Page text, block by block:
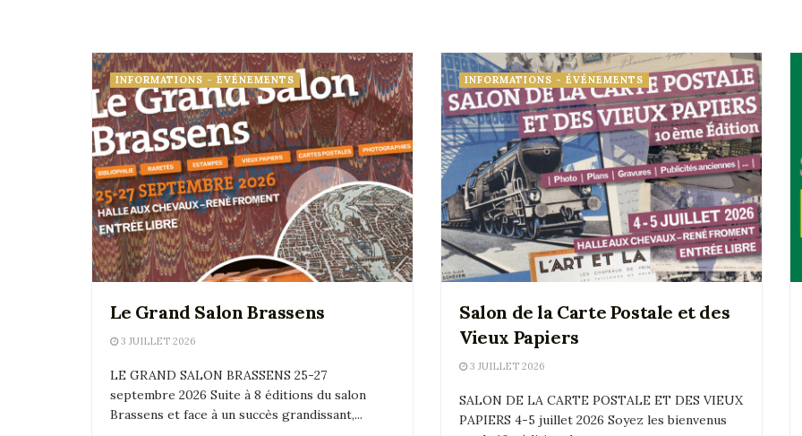
INFORMATIONS - ÉVÉNEMENTS
Le Grand Salon Brassens
3 JUILLET 2026
LE GRAND SALON BRASSENS 25-27
septembre 2026 Suite à 8 éditions du salon
Brassens et face à un succès grandissant,...
INFORMATIONS - ÉVÉNEMENTS
Salon de la Carte Postale et des
Vieux Papiers
3 JUILLET 2026
SALON DE LA CARTE POSTALE ET DES VIEUX
PAPIERS 4-5 juillet 2026 Soyez les bienvenus